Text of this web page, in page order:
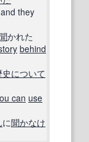
they
かれた
behind
史について
can use
に聞かなけ